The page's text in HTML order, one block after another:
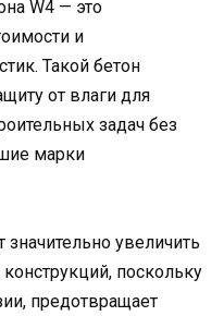
W4 — это
и
Такой бетон
от влаги для
задач без
марки
увеличить
поскольку
предотвращает